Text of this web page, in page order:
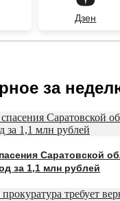
Дзен
за
Саратовской
за 1,1 млн рублей